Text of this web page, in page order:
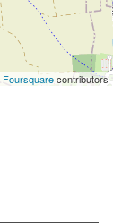
Foursquarecontributors